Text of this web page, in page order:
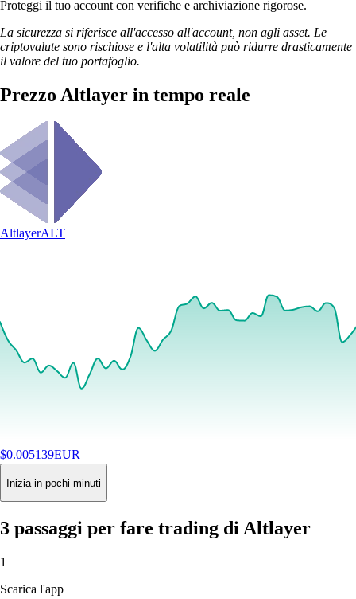
Proteggi il tuo account con verifiche e archiviazione rigorose.
La sicurezza si riferisce all'accesso all'account, non agli asset. Le
criptovalute sono rischiose e l'alta volatilità può ridurre drasticamente
il valore del tuo portafoglio.
Prezzo Altlayer in tempo reale
AltlayerALT
$0.005139EUR
+0.31%24H
Buy
Inizia in pochi minuti
3 passaggi per fare trading di Altlayer
1
Scarica l'app